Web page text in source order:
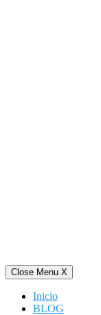
Close Menu X
Inicio
BLOG